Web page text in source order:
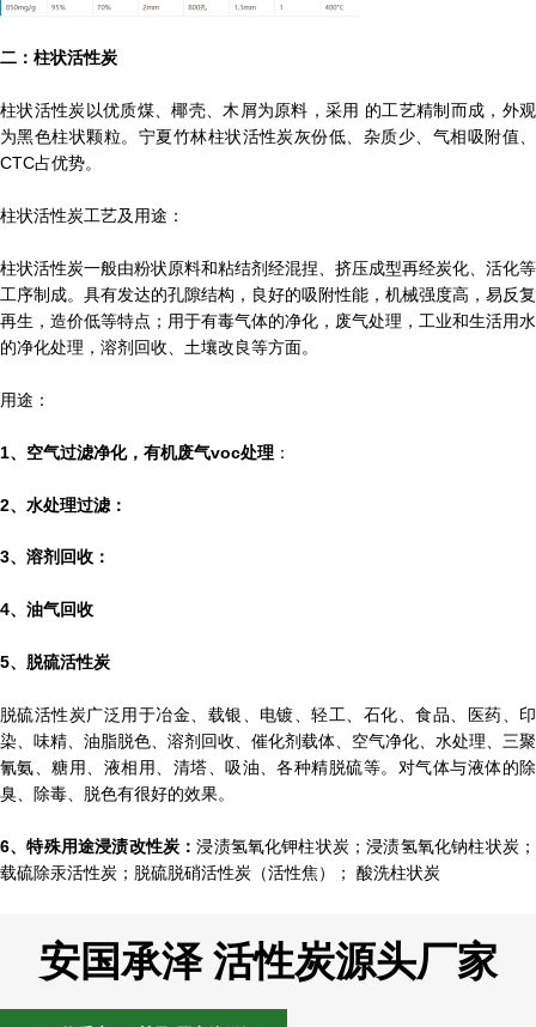
二：柱状活性炭
柱状活性炭以优质煤、椰壳、木屑为原料，采用 的工艺精制而成，外观
为黑色柱状颗粒。宁夏竹林柱状活性炭灰份低、杂质少、气相吸附值、
CTC占优势。
柱状活性炭工艺及用途：
柱状活性炭一般由粉状原料和粘结剂经混捏、挤压成型再经炭化、活化等
工序制成。具有发达的孔隙结构，良好的吸附性能，机械强度高，易反复
再生，造价低等特点；用于有毒气体的净化，废气处理，工业和生活用水
的净化处理，溶剂回收、土壤改良等方面。
用途：
1、空气过滤净化，有机废气voc处理 ：
2、水处理过滤：
3、溶剂回收：
4、油气回收
5、脱硫活性炭
脱硫活性炭广泛用于冶金、载银、电镀、轻工、石化、食品、医药、印
染、味精、油脂脱色、溶剂回收、催化剂载体、空气净化、水处理、三聚
氰氨、糖用、液相用、清塔、吸油、各种精脱硫等。对气体与液体的除
臭、除毒、脱色有很好的效果。
6、特殊用途浸渍改性炭：浸渍氢氧化钾柱状炭；浸渍氢氧化钠柱状炭；
载硫除汞活性炭；脱硫脱硝活性炭（活性焦）； 酸洗柱状炭
安国承泽 活性炭源头厂家